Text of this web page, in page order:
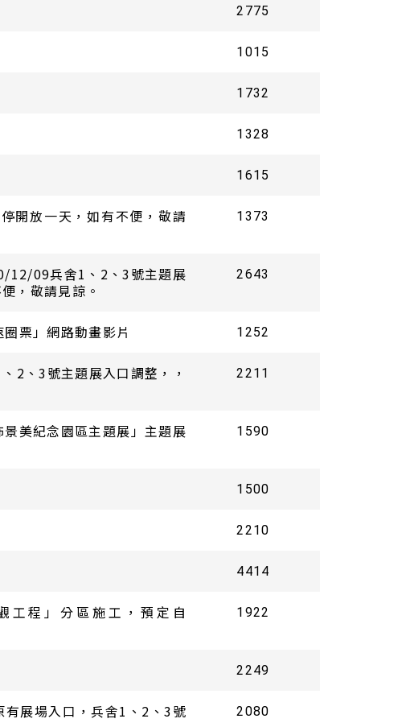
2775
1015
1732
1328
1615
開放一天，如有不便，敬請
1373
12/09兵舍1、2、3號主題展
，敬請見諒。
2643
票」網路動畫影片 1252
2、3號主題展入口調整，，
2211
美紀念園區主題展」主題展
1590
1500
2210
4414
工程」分區施工，預定自
1922
2249
展場入口，兵舍1、2、3號
2080